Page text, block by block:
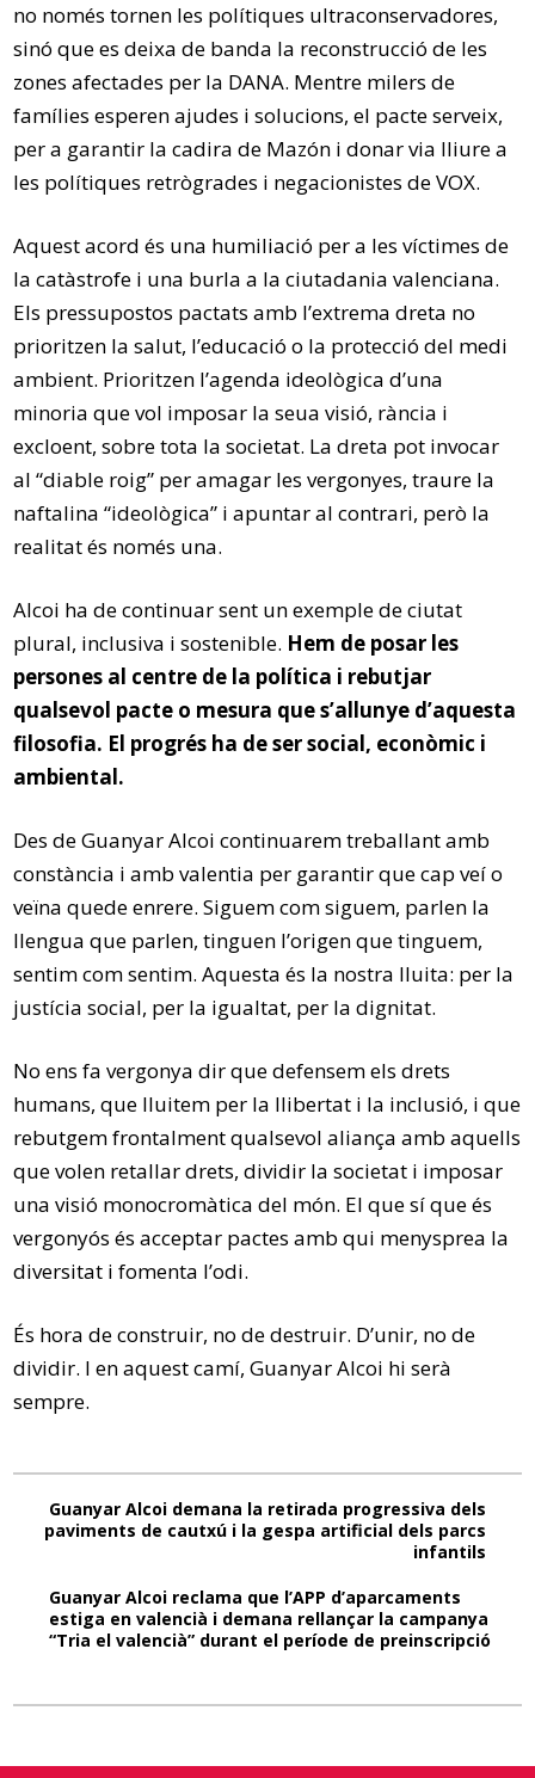
no només tornen les polítiques ultraconservadores,
sinó que es deixa de banda la reconstrucció de les
zones afectades per la DANA. Mentre milers de
famílies esperen ajudes i solucions, el pacte serveix,
per a garantir la cadira de Mazón i donar via lliure a
les polítiques retrògrades i negacionistes de VOX.
Aquest acord és una humiliació per a les víctimes de
la catàstrofe i una burla a la ciutadania valenciana.
Els pressupostos pactats amb l’extrema dreta no
prioritzen la salut, l’educació o la protecció del medi
ambient. Prioritzen l’agenda ideològica d’una
minoria que vol imposar la seua visió, rància i
excloent, sobre tota la societat. La dreta pot invocar
al “diable roig” per amagar les vergonyes, traure la
naftalina “ideològica” i apuntar al contrari, però la
realitat és només una.
Alcoi ha de continuar sent un exemple de ciutat
plural, inclusiva i sostenible. Hem de posar les
persones al centre de la política i rebutjar
qualsevol pacte o mesura que s’allunye d’aquesta
filosofia. El progrés ha de ser social, econòmic i
ambiental.
Des de Guanyar Alcoi continuarem treballant amb
constància i amb valentia per garantir que cap veí o
veïna quede enrere. Siguem com siguem, parlen la
llengua que parlen, tinguen l’origen que tinguem,
sentim com sentim. Aquesta és la nostra lluita: per la
justícia social, per la igualtat, per la dignitat.
No ens fa vergonya dir que defensem els drets
humans, que lluitem per la llibertat i la inclusió, i que
rebutgem frontalment qualsevol aliança amb aquells
que volen retallar drets, dividir la societat i imposar
una visió monocromàtica del món. El que sí que és
vergonyós és acceptar pactes amb qui menysprea la
diversitat i fomenta l’odi.
És hora de construir, no de destruir. D’unir, no de
dividir. I en aquest camí, Guanyar Alcoi hi serà
sempre.
Guanyar Alcoi demana la retirada progressiva dels
paviments de cautxú i la gespa artificial dels parcs
infantils
Guanyar Alcoi reclama que l’APP d’aparcaments
estiga en valencià i demana rellançar la campanya
“Tria el valencià” durant el període de preinscripció